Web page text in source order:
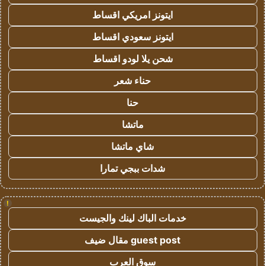
ايتونز امريكي اقساط
ايتونز سعودي اقساط
شحن يلا لودو اقساط
حناء شعر
حنا
ماتشا
شاي ماتشا
شدات ببجي تمارا
!
خدمات الباك لينك والجيست
guest post مقال ضيف
سوق العرب